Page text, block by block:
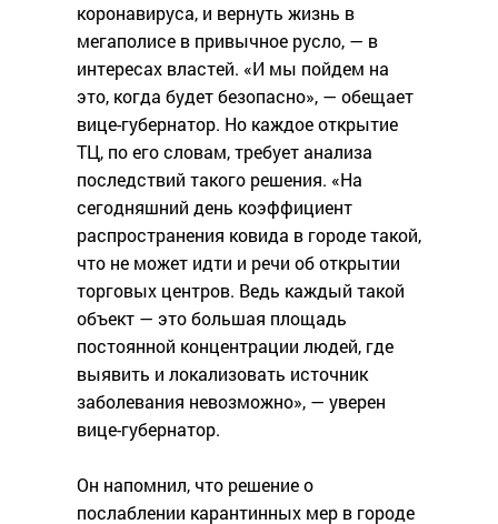
коронавируса, и вернуть жизнь в
мегаполисе в привычное русло, — в
интересах властей. «И мы пойдем на
это, когда будет безопасно», — обещает
вице-губернатор. Но каждое открытие
ТЦ, по его словам, требует анализа
последствий такого решения. «На
сегодняшний день коэффициент
распространения ковида в городе такой,
что не может идти и речи об открытии
торговых центров. Ведь каждый такой
объект — это большая площадь
постоянной концентрации людей, где
выявить и локализовать источник
заболевания невозможно», — уверен
вице-губернатор.
Он напомнил, что решение о
послаблении карантинных мер в городе